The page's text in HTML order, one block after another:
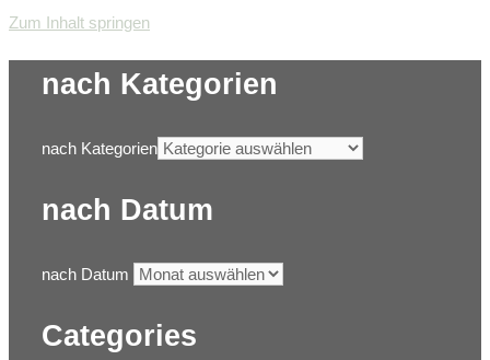
Zum Inhalt springen
nach Kategorien
nach Kategorien
nach Datum
nach Datum
Categories